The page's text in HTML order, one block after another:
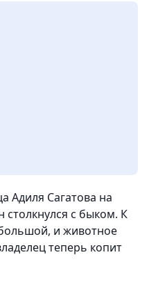
Адиля Сагатова на
столкнулся с быком. К
и животное
теперь копит